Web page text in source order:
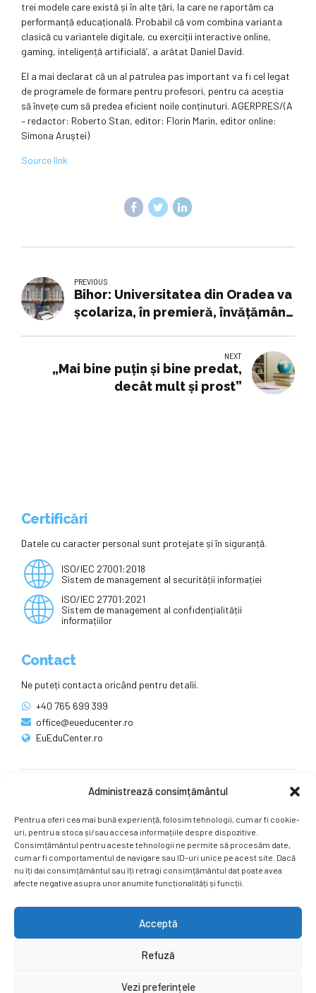
Administrează consimțământul
Pentru a oferi cea mai bună experiență, folosim tehnologii, cum ar fi cookie-
uri, pentru a stoca și/sau accesa informațiile despre dispozitive.
Consimțământul pentru aceste tehnologii ne permite să procesăm date,
cum ar fi comportamentul de navigare sau ID-uri unice pe acest site. Dacă
nu îți dai consimțământul sau îți retragi consimțământul dat poate avea
afecte negative asupra unor anumite funcționalități și funcții.
Acceptă
Refuză
Vezi preferințele
trei modele care există și în alte țări, la care ne raportăm ca
performanță educațională. Probabil că vom combina varianta
clasică cu variantele digitale, cu exerciții interactive online,
gaming, inteligență artificială’, a arătat Daniel David.
El a mai declarat că un al patrulea pas important va fi cel legat
de programele de formare pentru profesori, pentru ca aceștia
să învețe cum să predea eficient noile conținuturi. AGERPRES/(A
– redactor: Roberto Stan, editor: Florin Marin, editor online:
Simona Aruştei)
Source link
PREVIOUS
Bihor: Universitatea din Oradea va
școlariza, în premieră, învățământ
NEXT
„Mai bine puțin și bine predat,
decât mult și prost”
Certificări
Datele cu caracter personal sunt protejate și în siguranță.
ISO/IEC 27001:2018
Sistem de management al securității informației
ISO/IEC 27701:2021
Sistem de management al confidențialității
informațiilor
Contact
Ne puteți contacta oricând pentru detalii.
+40 765 699 399
office@eueducenter.ro
EuEduCenter.ro
Ne puteți găsi și pe rețelele sociale.